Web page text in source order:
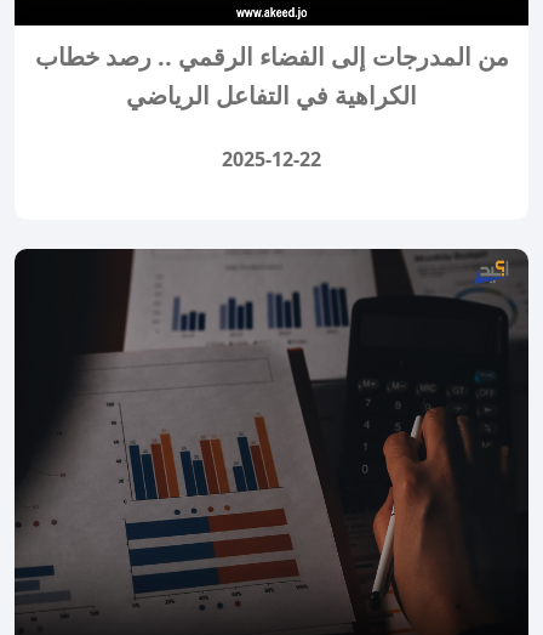
من المدرجات إلى الفضاء الرقمي .. رصد خطاب
الكراهية في التفاعل الرياضي
2025-12-22